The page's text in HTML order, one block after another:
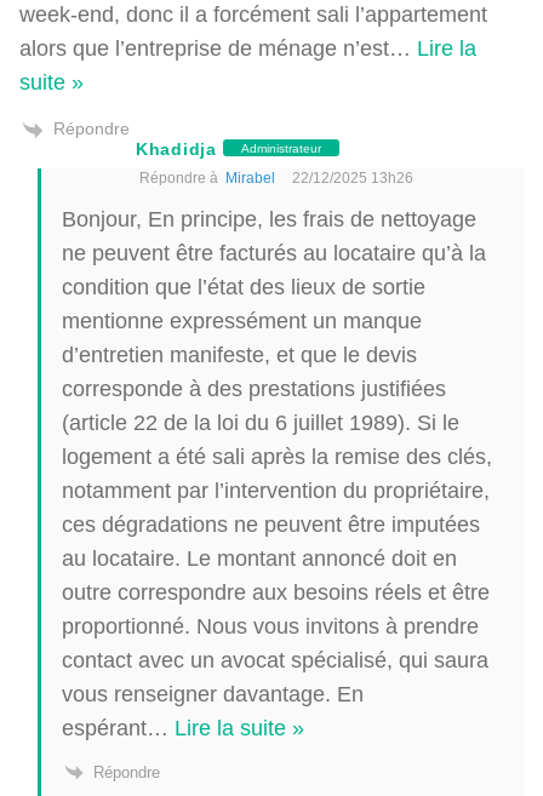
week-end, donc il a forcément sali l’appartement
alors que l’entreprise de ménage n’est… Lire la
suite »
Répondre
Khadidja
Administrateur
Répondre à Mirabel 22/12/2025 13h26
Bonjour, En principe, les frais de nettoyage
ne peuvent être facturés au locataire qu’à la
condition que l’état des lieux de sortie
mentionne expressément un manque
d’entretien manifeste, et que le devis
corresponde à des prestations justifiées
(article 22 de la loi du 6 juillet 1989). Si le
logement a été sali après la remise des clés,
notamment par l’intervention du propriétaire,
ces dégradations ne peuvent être imputées
au locataire. Le montant annoncé doit en
outre correspondre aux besoins réels et être
proportionné. Nous vous invitons à prendre
contact avec un avocat spécialisé, qui saura
vous renseigner davantage. En
espérant… Lire la suite »
Répondre